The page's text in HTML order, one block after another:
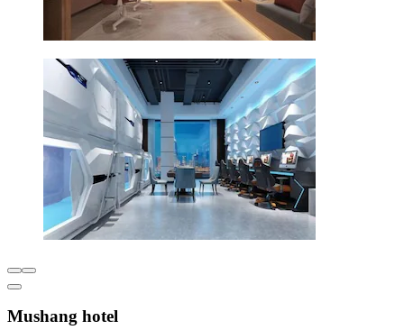
Mushang hotel